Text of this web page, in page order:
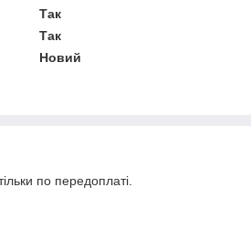
Так
Так
Новий
по передоплаті.